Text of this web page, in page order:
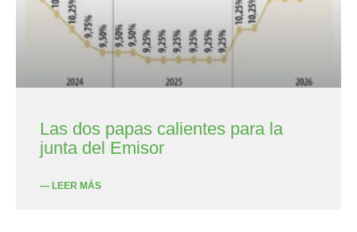
Las dos papas calientes para la
junta del Emisor
— LEER MÁS